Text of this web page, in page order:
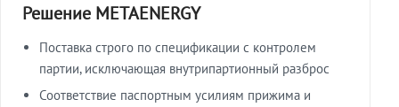
Решение METAENERGY
Поставка строго по спецификации с контролем
партии, исключающая внутрипартионный разброс
Соответствие паспортным усилиям прижима и